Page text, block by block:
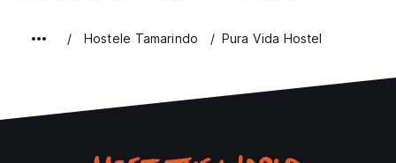
Hostele Tamarindo Pura Vida Hostel